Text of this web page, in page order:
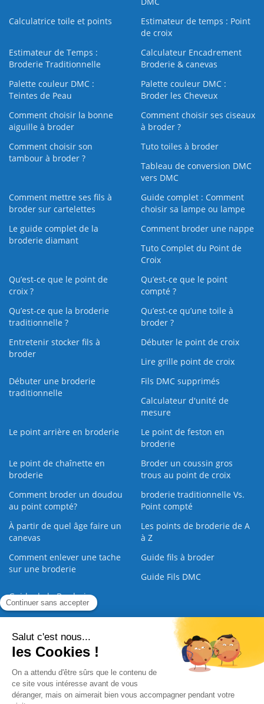
Calculatrice toile et points
Estimateur de temps : Point
de croix
Estimateur de Temps :
Broderie Traditionnelle
Calculateur Encadrement
Broderie & canevas
Palette couleur DMC :
Teintes de Peau
Palette couleur DMC :
Broder les Cheveux
Comment choisir la bonne
aiguille à broder
Comment choisir ses ciseaux
à broder ?
Comment choisir son
tambour à broder ?
Tuto toiles à broder
Tableau de conversion DMC
vers DMC
Comment mettre ses fils à
broder sur cartelettes
Guide complet : Comment
choisir sa lampe ou lampe
Le guide complet de la
broderie diamant
Comment broder une nappe
Tuto Complet du Point de
Croix
Qu’est-ce que le point de
croix ?
Qu’est-ce que le point
compté ?
Qu’est-ce que la broderie
traditionnelle ?
Qu’est‑ce qu’une toile à
broder ?
Entretenir stocker fils à
broder
Débuter le point de croix
Lire grille point de croix
Débuter une broderie
traditionnelle
Fils DMC supprimés
Calculateur d'unité de
mesure
Le point arrière en broderie
Le point de feston en
broderie
Le point de chaînette en
broderie
Broder un coussin gros
trous au point de croix
Comment broder un doudou
au point compté?
broderie traditionnelle Vs.
Point compté
À partir de quel âge faire un
canevas
Les points de broderie de A
à Z
Comment enlever une tache
sur une broderie
Guide fils à broder
Guide Fils DMC
Guide de la Broderie
Nous contacter |
Paiement sécurisé